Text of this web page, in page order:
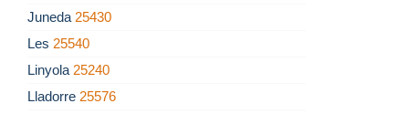
Juneda 25430
Les 25540
Linyola 25240
Lladorre 25576